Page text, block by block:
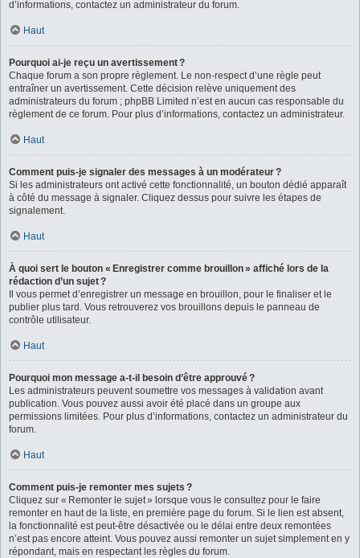
d’informations, contactez un administrateur du forum.
Haut
Pourquoi ai-je reçu un avertissement ?
Chaque forum a son propre règlement. Le non-respect d’une règle peut
entraîner un avertissement. Cette décision relève uniquement des
administrateurs du forum ; phpBB Limited n’est en aucun cas responsable du
règlement de ce forum. Pour plus d’informations, contactez un administrateur.
Haut
Comment puis-je signaler des messages à un modérateur ?
Si les administrateurs ont activé cette fonctionnalité, un bouton dédié apparaît
à côté du message à signaler. Cliquez dessus pour suivre les étapes de
signalement.
Haut
À quoi sert le bouton « Enregistrer comme brouillon » affiché lors de la
rédaction d’un sujet ?
Il vous permet d’enregistrer un message en brouillon, pour le finaliser et le
publier plus tard. Vous retrouverez vos brouillons depuis le panneau de
contrôle utilisateur.
Haut
Pourquoi mon message a-t-il besoin d’être approuvé ?
Les administrateurs peuvent soumettre vos messages à validation avant
publication. Vous pouvez aussi avoir été placé dans un groupe aux
permissions limitées. Pour plus d’informations, contactez un administrateur du
forum.
Haut
Comment puis-je remonter mes sujets ?
Cliquez sur « Remonter le sujet » lorsque vous le consultez pour le faire
remonter en haut de la liste, en première page du forum. Si le lien est absent,
la fonctionnalité est peut-être désactivée ou le délai entre deux remontées
n’est pas encore atteint. Vous pouvez aussi remonter un sujet simplement en y
répondant, mais en respectant les règles du forum.